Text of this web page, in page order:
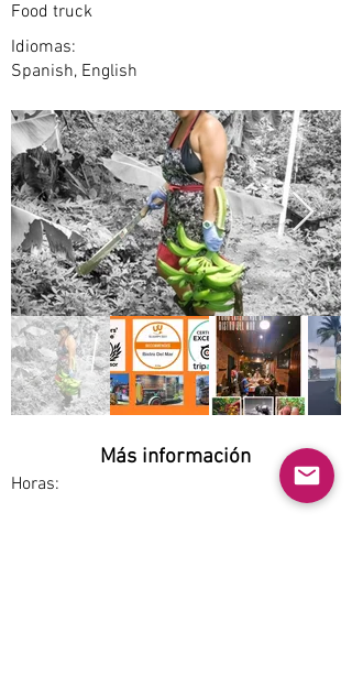
Food truck
Idiomas:
Spanish, English
Más información
Horas: